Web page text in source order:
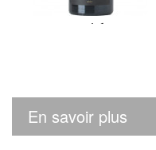
Patrick...
En savoir plus